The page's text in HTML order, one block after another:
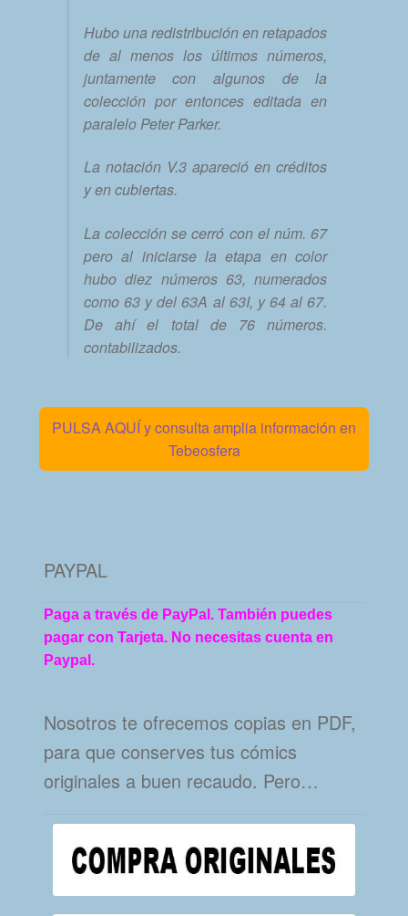
Hubo una redistribución en retapados
de al menos los últimos números,
juntamente con algunos de la
colección por entonces editada en
paralelo Peter Parker.
La notación V.3 apareció en créditos
y en cubiertas.
La colección se cerró con el núm. 67
pero al iniciarse la etapa en color
hubo diez números 63, numerados
como 63 y del 63A al 63I, y 64 al 67.
De ahí el total de 76 números.
contabilizados.
PULSA AQUÍ y consulta amplia información en
Tebeosfera
PAYPAL
Paga a través de PayPal. También puedes
pagar con Tarjeta. No necesitas cuenta en
Paypal.
Nosotros te ofrecemos copias en PDF,
para que conserves tus cómics
originales a buen recaudo. Pero…